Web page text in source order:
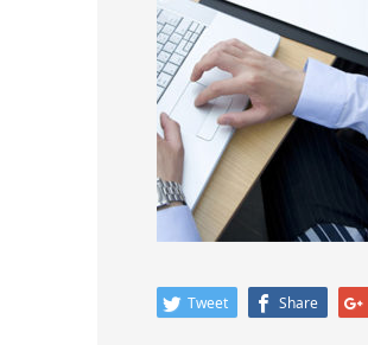
Tweet Share